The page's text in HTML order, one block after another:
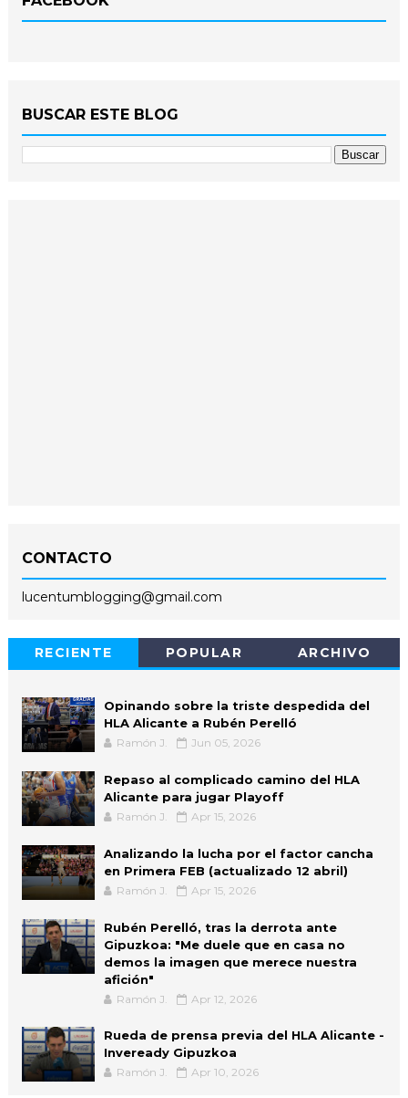
BUSCAR ESTE BLOG
CONTACTO
lucentumblogging@gmail.com
RECIENTE POPULAR ARCHIVO
Opinando sobre la triste despedida del
HLA Alicante a Rubén Perelló
Ramón J. Jun 05, 2026
Repaso al complicado camino del HLA
Alicante para jugar Playoff
Ramón J. Apr 15, 2026
Analizando la lucha por el factor cancha
en Primera FEB (actualizado 12 abril)
Ramón J. Apr 15, 2026
Rubén Perelló, tras la derrota ante
Gipuzkoa: "Me duele que en casa no
demos la imagen que merece nuestra
afición"
Ramón J. Apr 12, 2026
Rueda de prensa previa del HLA Alicante -
Inveready Gipuzkoa
Ramón J. Apr 10, 2026